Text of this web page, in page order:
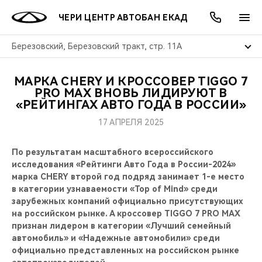
ЧЕРИ ЦЕНТР АВТОБАН ЕКАД
Березовский, Березовский тракт, стр. 11А
МОДЕЛИ
КРОССОВЕРЫ
СЕДАНЫ
НОВИНКИ
ПОКУПАТЕЛЯМ
ВЛАДЕЛЬЦАМ
ПОДДЕРЖКА
CHERY CONNECT
МИР CHERY
CHERY В СОЦСЕТЯХ
ЛЮДИ CHERY
БЛАГОТВОРИТЕЛЬНОСТЬ
АКЦИИ
ОНЛАЙН СЕРВИСЫ
О КОМПАНИИ
МАРКА CHERY И КРОССОВЕР TIGGO 7
PRO MAX ВНОВЬ ЛИДИРУЮТ В
«РЕЙТИНГАХ АВТО ГОДА В РОССИИ»
17 АПРЕЛЯ 2025
По результатам масштабного всероссийского
исследования «Рейтинги Авто Года в России-2024»
марка CHERY второй год подряд занимает 1-е место
в категории узнаваемости «Top of Mind» среди
зарубежных компаний официально присутствующих
на российском рынке. А кроссовер TIGGO 7 PRO MAX
признан лидером в категории «Лучший семейный
автомобиль» и «Надежные автомобили» среди
официально представленных на российском рынке